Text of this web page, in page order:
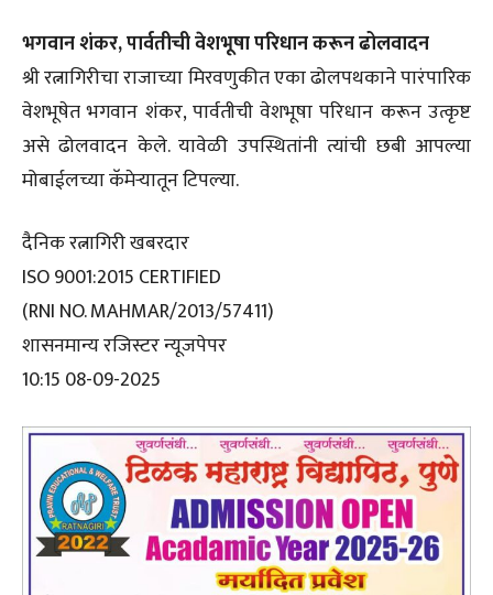
भगवान शंकर, पार्वतीची वेशभूषा परिधान करून ढोलवादन
श्री रत्नागिरीचा राजाच्या मिरवणुकीत एका ढोलपथकाने पारंपारिक
वेशभूषेत भगवान शंकर, पार्वतीची वेशभूषा परिधान करून उत्कृष्ट
असे ढोलवादन केले. यावेळी उपस्थितांनी त्यांची छबी आपल्या
मोबाईलच्या कॅमेर्‍यातून टिपल्या.
दैनिक रत्नागिरी खबरदार
ISO 9001:2015 CERTIFIED
(RNI NO. MAHMAR/2013/57411)
शासनमान्य रजिस्टर न्यूजपेपर
10:15 08-09-2025